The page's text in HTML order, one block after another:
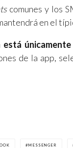
comunes y los
en el
de la app,
MESSENGER